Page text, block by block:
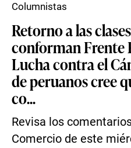
Retorno a las
conforman Frente
Lucha contra el
de peruanos cree
co...
Revisa los
Comercio de este
Columnistas